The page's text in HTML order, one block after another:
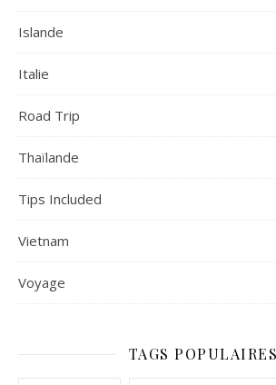
Islande
Italie
Road Trip
Thaïlande
Tips Included
Vietnam
Voyage
TAGS POPULAIRES